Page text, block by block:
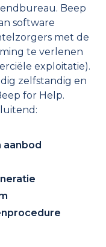
Beep
software
met de
te verlenen
exploitatie).
zelfstandig en
for Help.
aanbod